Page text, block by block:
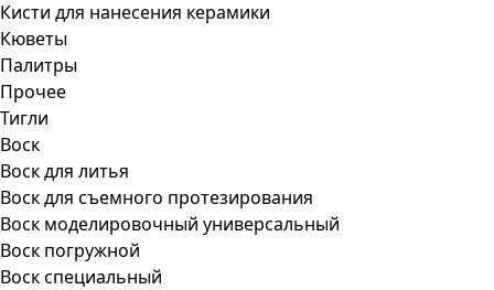
Кисти для нанесения керамики
Кюветы
Палитры
Прочее
Тигли
Воск
Воск для литья
Воск для съемного протезирования
Воск моделировочный универсальный
Воск погружной
Воск специальный